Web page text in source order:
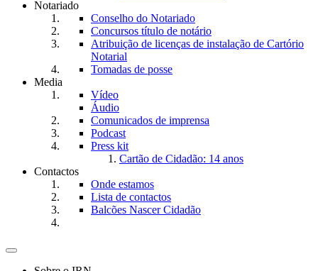
Notariado
Conselho do Notariado
Concursos título de notário
Atribuição de licenças de instalação de Cartório
Notarial
Tomadas de posse
Media
Vídeo
Áudio
Comunicados de imprensa
Podcast
Press kit
Cartão de Cidadão: 14 anos
Contactos
Onde estamos
Lista de contactos
Balcões Nascer Cidadão
Toggle
navigation